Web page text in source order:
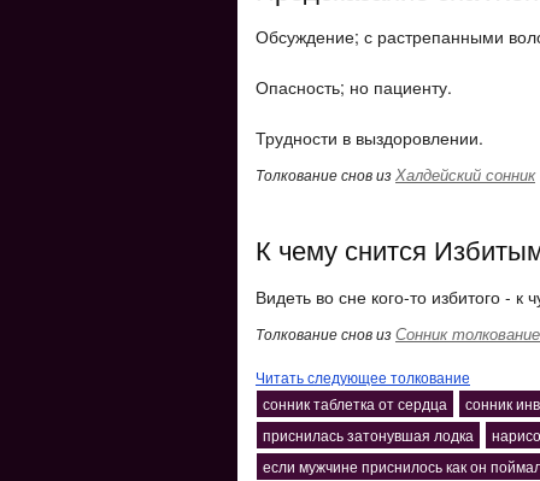
Обсуждение; с растрепанными
Опасность; но пациенту.
Трудности в выздоровлении.
Толкование снов изХалдейский сонник
К чему снится
Видеть во сне кого-то избитого - к
Толкование снов изСонник
Читать следующее толкование
сонник таблетка от сердца
сонник
приснилась затонувшая лодка
если мужчине приснилось как он